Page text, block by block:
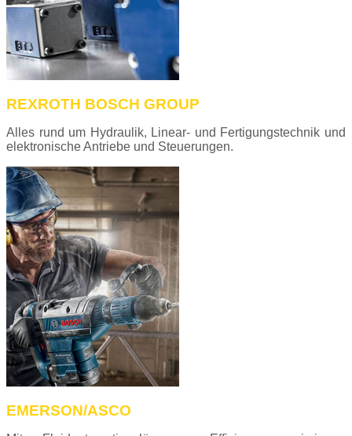
REXROTH BOSCH GROUP
Alles rund um Hydraulik, Linear- und Fertigungs­technik und
elek­tro­ni­sche An­triebe und Steuerungen.
EMERSON/ASCO